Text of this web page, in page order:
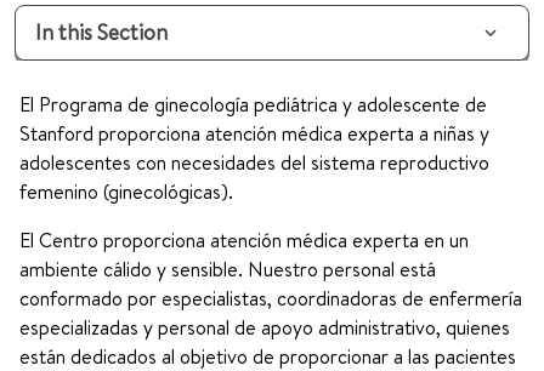
In this Section
El Programa de ginecología pediátrica y adolescente de
Stanford proporciona atención médica experta a niñas y
adolescentes con necesidades del sistema reproductivo
femenino (ginecológicas).
El Centro proporciona atención médica experta en un
ambiente cálido y sensible. Nuestro personal está
conformado por especialistas, coordinadoras de enfermería
especializadas y personal de apoyo administrativo, quienes
están dedicados al objetivo de proporcionar a las pacientes